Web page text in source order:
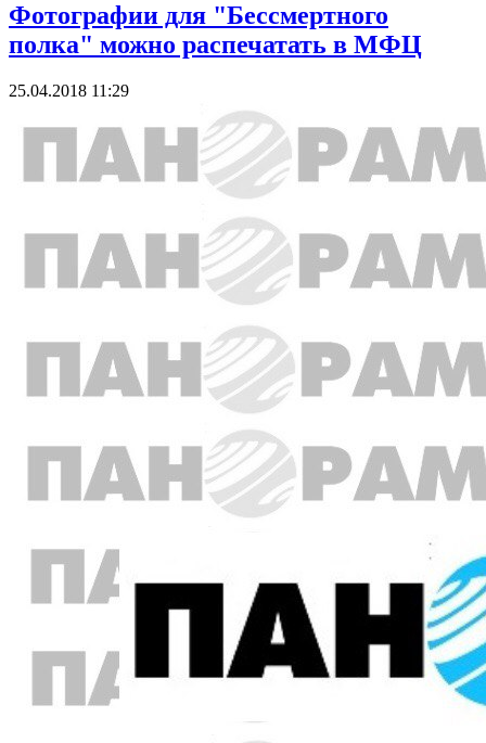
Фотографии для "Бессмертного
полка" можно распечатать в МФЦ
25.04.2018 11:29